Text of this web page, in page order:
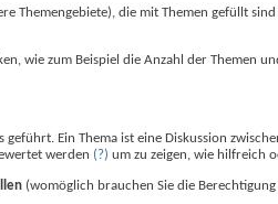
die mit Themen gefüllt
wie zum Beispiel die Anzahl der Themen
Ein Thema ist eine Diskussion
werden (?) um zu zeigen, wie hilfreich
(womöglich brauchen Sie die